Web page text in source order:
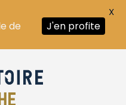
de
J'en profite
X